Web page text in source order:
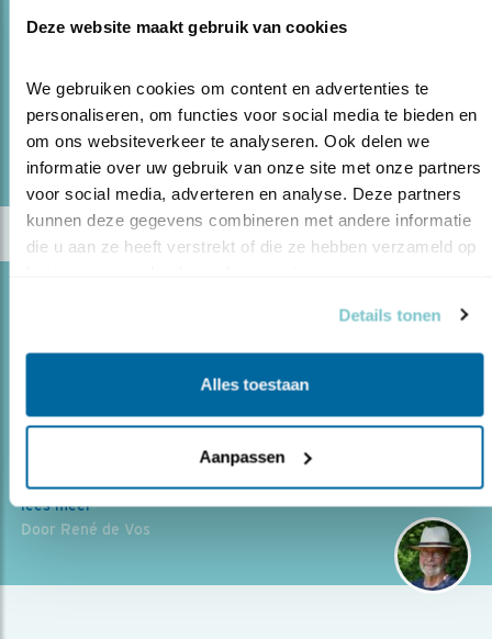
Deze website maakt gebruik van cookies
We gebruiken cookies om content en advertenties te
personaliseren, om functies voor social media te bieden en
om ons websiteverkeer te analyseren. Ook delen we
informatie over uw gebruik van onze site met onze partners
voor social media, adverteren en analyse. Deze partners
kunnen deze gegevens combineren met andere informatie
die u aan ze heeft verstrekt of die ze hebben verzameld op
Details tonen
Alles toestaan
Aanpassen
Plantema alle pinguïnsoorten ter wereld
lees meer
Door René de Vos
OFFER
In dit winterverhaal rust een zware
verantwoordelijkheid op vogelschouders.
lees meer
Door René de Vos